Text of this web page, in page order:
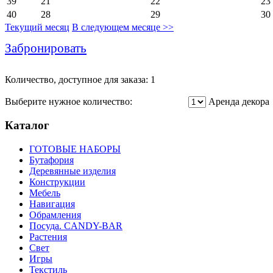
40
28 29 30
Текущий месяц В следующем месяце >>
Забронировать
Количество, доступное для заказа: 1
Выберите нужное количество: Аренда декора
Каталог
ГОТОВЫЕ НАБОРЫ
Бутафория
Деревянные изделия
Конструкции
Мебель
Навигация
Обрамления
Посуда. CANDY-BAR
Растения
Свет
Игры
Текстиль